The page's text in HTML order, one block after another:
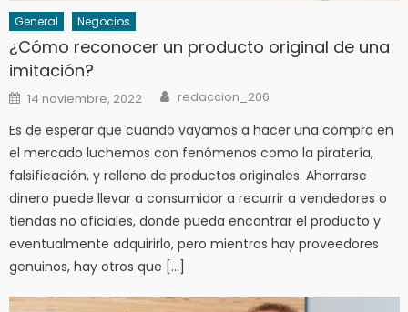
General Negocios
¿Cómo reconocer un producto original de una
imitación?
Posted
on
14 noviembre, 2022 Author
redaccion_206
Es de esperar que cuando vayamos a hacer una compra en
el mercado luchemos con fenómenos como la piratería,
falsificación, y relleno de productos originales. Ahorrarse
dinero puede llevar a consumidor a recurrir a vendedores o
tiendas no oficiales, donde pueda encontrar el producto y
eventualmente adquirirlo, pero mientras hay proveedores
genuinos, hay otros que […]